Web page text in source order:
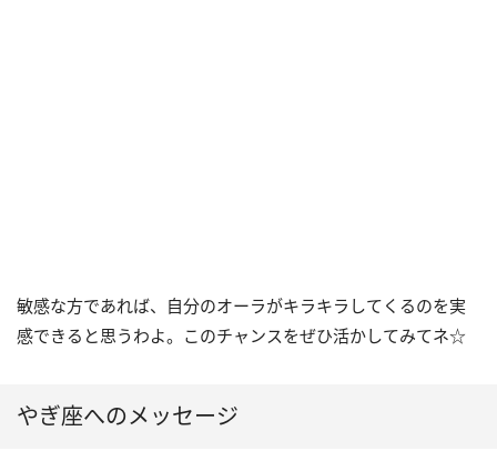
敏感な方であれば、自分のオーラがキラキラしてくるのを実
感できると思うわよ。このチャンスをぜひ活かしてみてネ☆
やぎ座へのメッセージ